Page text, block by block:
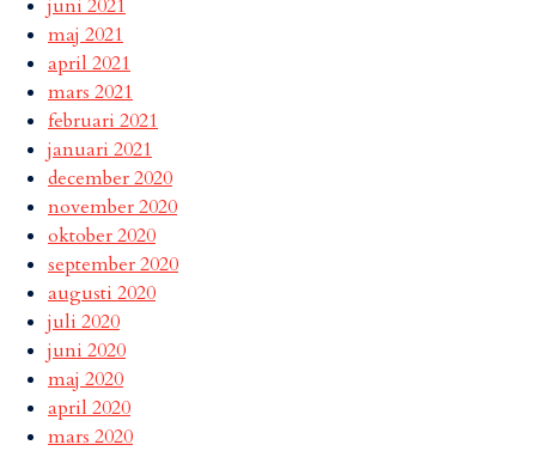
juni 2021
maj 2021
april 2021
mars 2021
februari 2021
januari 2021
december 2020
november 2020
oktober 2020
september 2020
augusti 2020
juli 2020
juni 2020
maj 2020
april 2020
mars 2020